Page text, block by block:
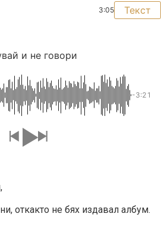
3:05 Текст
и не говори
-3:21
откакто не бях издавал албум.